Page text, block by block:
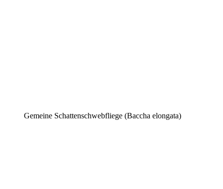
Gemeine Schattenschwebfliege (Baccha elongata)